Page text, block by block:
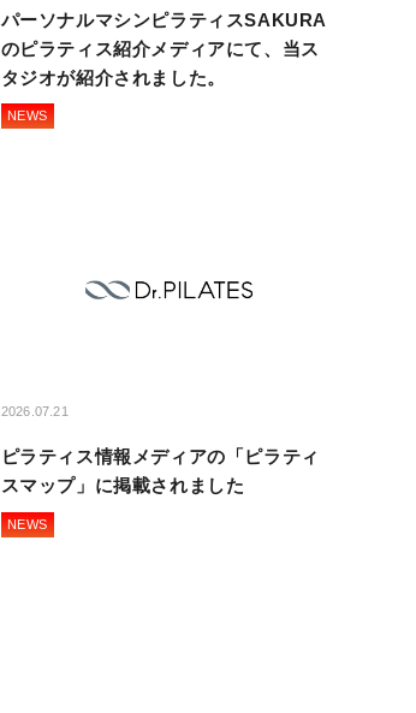
パーソナルマシンピラティスSAKURA
のピラティス紹介メディアにて、当ス
タジオが紹介されました。
NEWS
2026.07.21
ピラティス情報メディアの「ピラティ
スマップ」に掲載されました
NEWS